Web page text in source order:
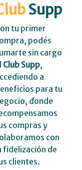
Supp
tu primer
podés
sin cargo
Club Supp,
a
para tu
donde
compras y
con
fidelización de
clientes.